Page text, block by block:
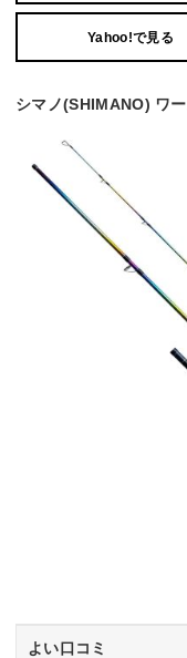
Yahoo!で見る
シマノ(SHIMANO) ワ
よい口コミ